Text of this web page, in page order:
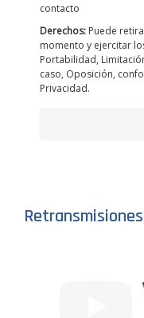
contacto
Derechos: Puede
momento y ejercitar
Portabilidad,
caso, Oposición,
Privacidad.
Retransmisiones